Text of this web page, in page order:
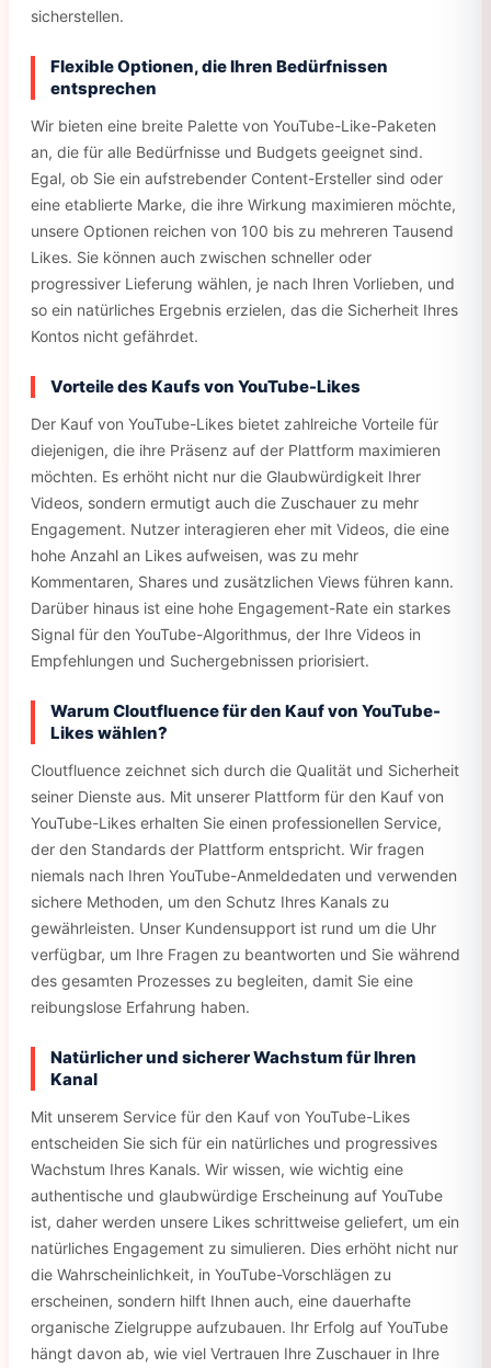
sicherstellen.
Flexible Optionen, die Ihren Bedürfnissen
entsprechen
Wir bieten eine breite Palette von YouTube-Like-Paketen
an, die für alle Bedürfnisse und Budgets geeignet sind.
Egal, ob Sie ein aufstrebender Content-Ersteller sind oder
eine etablierte Marke, die ihre Wirkung maximieren möchte,
unsere Optionen reichen von 100 bis zu mehreren Tausend
Likes. Sie können auch zwischen schneller oder
progressiver Lieferung wählen, je nach Ihren Vorlieben, und
so ein natürliches Ergebnis erzielen, das die Sicherheit Ihres
Kontos nicht gefährdet.
Vorteile des Kaufs von YouTube-Likes
Der Kauf von YouTube-Likes bietet zahlreiche Vorteile für
diejenigen, die ihre Präsenz auf der Plattform maximieren
möchten. Es erhöht nicht nur die Glaubwürdigkeit Ihrer
Videos, sondern ermutigt auch die Zuschauer zu mehr
Engagement. Nutzer interagieren eher mit Videos, die eine
hohe Anzahl an Likes aufweisen, was zu mehr
Kommentaren, Shares und zusätzlichen Views führen kann.
Darüber hinaus ist eine hohe Engagement-Rate ein starkes
Signal für den YouTube-Algorithmus, der Ihre Videos in
Empfehlungen und Suchergebnissen priorisiert.
Warum Cloutfluence für den Kauf von YouTube-
Likes wählen?
Cloutfluence zeichnet sich durch die Qualität und Sicherheit
seiner Dienste aus. Mit unserer Plattform für den Kauf von
YouTube-Likes erhalten Sie einen professionellen Service,
der den Standards der Plattform entspricht. Wir fragen
niemals nach Ihren YouTube-Anmeldedaten und verwenden
sichere Methoden, um den Schutz Ihres Kanals zu
gewährleisten. Unser Kundensupport ist rund um die Uhr
verfügbar, um Ihre Fragen zu beantworten und Sie während
des gesamten Prozesses zu begleiten, damit Sie eine
reibungslose Erfahrung haben.
Natürlicher und sicherer Wachstum für Ihren
Kanal
Mit unserem Service für den Kauf von YouTube-Likes
entscheiden Sie sich für ein natürliches und progressives
Wachstum Ihres Kanals. Wir wissen, wie wichtig eine
authentische und glaubwürdige Erscheinung auf YouTube
ist, daher werden unsere Likes schrittweise geliefert, um ein
natürliches Engagement zu simulieren. Dies erhöht nicht nur
die Wahrscheinlichkeit, in YouTube-Vorschlägen zu
erscheinen, sondern hilft Ihnen auch, eine dauerhafte
organische Zielgruppe aufzubauen. Ihr Erfolg auf YouTube
hängt davon ab, wie viel Vertrauen Ihre Zuschauer in Ihre